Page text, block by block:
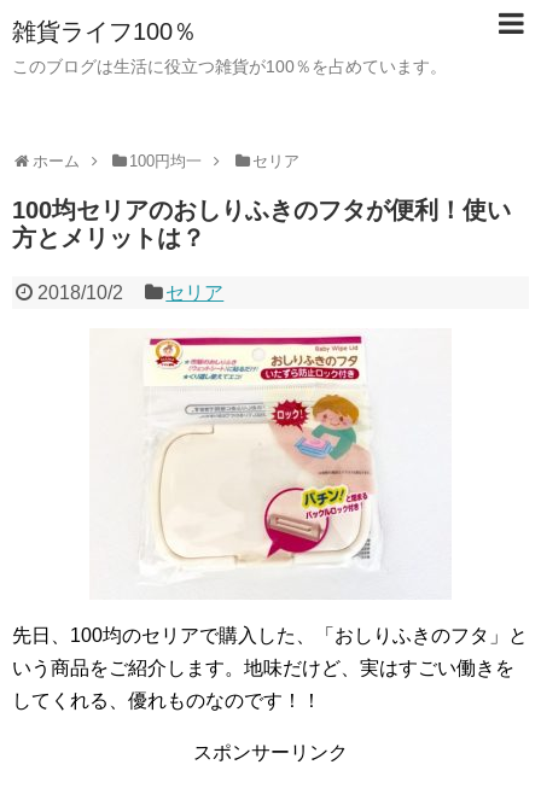
雑貨ライフ100％
このブログは生活に役立つ雑貨が100％を占めています。
ホーム 100円均一 セリア
100均セリアのおしりふきのフタが便利！使い
方とメリットは？
2018/10/2 セリア
先日、100均のセリアで購入した、「おしりふきのフタ」と
いう商品をご紹介します。地味だけど、実はすごい働きを
してくれる、優れものなのです！！
スポンサーリンク